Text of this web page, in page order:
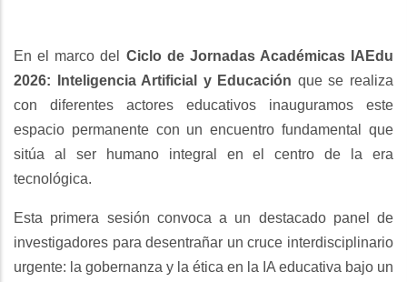
En el marco del Ciclo de Jornadas Académicas IAEdu
2026:
Inteligencia Artificial y Educación que se realiza
con diferentes actores educativos inauguramos este
espacio permanente con un encuentro fundamental que
sitúa al ser humano integral en el centro de la era
tecnológica.
Esta primera sesión convoca a un destacado panel de
investigadores para desentrañar un cruce interdisciplinario
urgente: la gobernanza y la ética en la IA educativa bajo un